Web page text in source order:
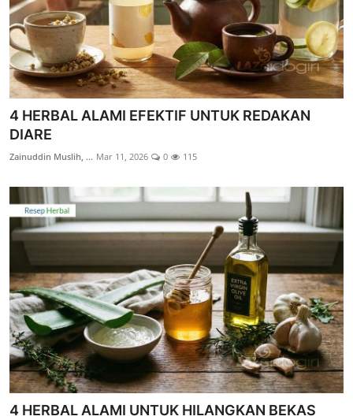
4 HERBAL ALAMI EFEKTIF UNTUK REDAKAN
DIARE
Zainuddin Muslih, ... Mar 11, 2026 0 115
4 HERBAL ALAMI UNTUK HILANGKAN BEKAS